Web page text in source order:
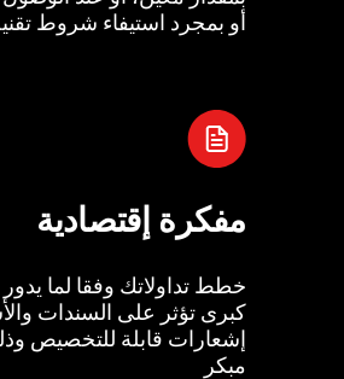
أو بمجرد استيفاء شروط
مفكرة إقتصادية
خطط تداولاتك وفقا لما
كبرى تؤثر على السندات
إشعارات قابلة للتخصيص
مبكر